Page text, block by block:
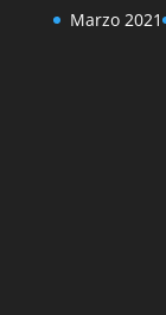
Marzo 2021